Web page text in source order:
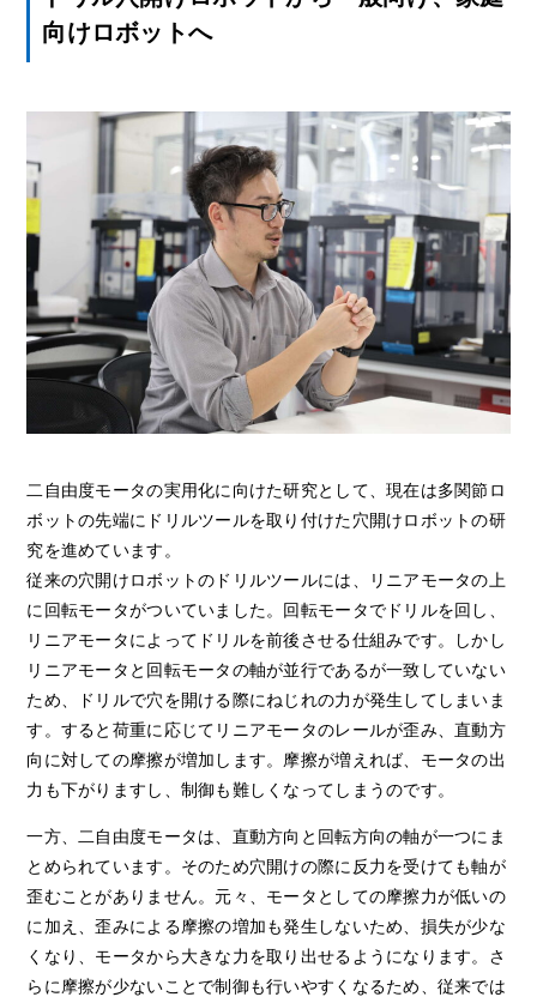
向けロボットへ
二自由度モータの実用化に向けた研究として、現在は多関節ロ
ボットの先端にドリルツールを取り付けた穴開けロボットの研
究を進めています。
従来の穴開けロボットのドリルツールには、リニアモータの上
に回転モータがついていました。回転モータでドリルを回し、
リニアモータによってドリルを前後させる仕組みです。しかし
リニアモータと回転モータの軸が並行であるが一致していない
ため、ドリルで穴を開ける際にねじれの力が発生してしまいま
す。すると荷重に応じてリニアモータのレールが歪み、直動方
向に対しての摩擦が増加します。摩擦が増えれば、モータの出
力も下がりますし、制御も難しくなってしまうのです。
一方、二自由度モータは、直動方向と回転方向の軸が一つにま
とめられています。そのため穴開けの際に反力を受けても軸が
歪むことがありません。元々、モータとしての摩擦力が低いの
に加え、歪みによる摩擦の増加も発生しないため、損失が少な
くなり、モータから大きな力を取り出せるようになります。さ
らに摩擦が少ないことで制御も行いやすくなるため、従来では